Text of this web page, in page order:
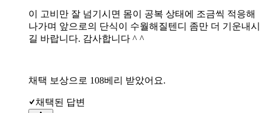
이 고비만 잘 넘기시면 몸이 공복 상태에 조금씩 적응해
나가며 앞으로의 단식이 수월해질텐디 좀만 더 기운내시
길 바랍니다. 감사합니다 ^ ^
채택 보상으로 108베리 받았어요.
채택된 답변